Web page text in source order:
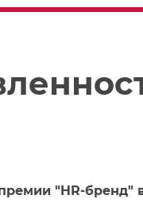
"HR-бренд"